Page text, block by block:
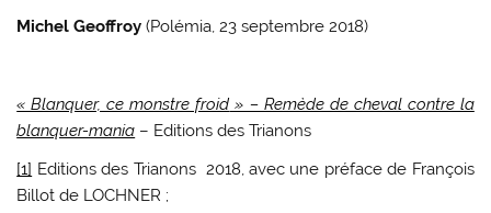
Michel Geoffroy(Polémia, 23 septembre 2018)
« Blanquer, ce monstre froid » – Remède de cheval contre la
blanquer-mania – Editions des Trianons
[1] Editions des Trianons 2018, avec une préface de François
Billot de LOCHNER ;